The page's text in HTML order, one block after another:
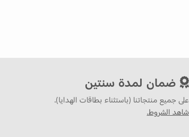
ضمان لمدة سنتين
على جميع منتجاتنا (باستثناء بطاقات الهدايا).
شاهد الشروط.